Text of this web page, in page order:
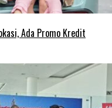
Ada Promo Kredit